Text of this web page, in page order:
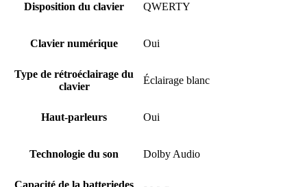
Disposition du clavier QWERTY
Clavier numérique Oui
Type de rétroéclairage du
clavier
Éclairage blanc
Haut-parleurs Oui
Technologie du son Dolby Audio